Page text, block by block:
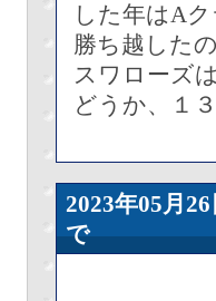
した年はA
勝ち越した
スワローズ
どうか、１
2023年05
で